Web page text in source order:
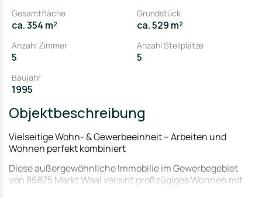
Gesamtfläche
ca. 354 m²
Grundstück
ca. 529 m²
Anzahl Zimmer
5
Anzahl Stellplätze
5
Baujahr
1995
Objektbeschreibung
Vielseitige Wohn- & Gewerbeeinheit – Arbeiten und
Wohnen perfekt kombiniert
Diese außergewöhnliche Immobilie im Gewerbegebiet
von 86875 Markt Waal vereint großzügiges Wohnen mit